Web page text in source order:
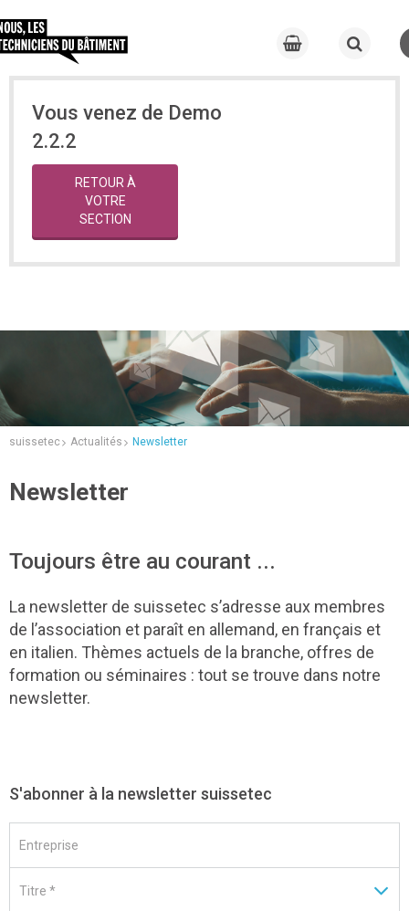
Vous venez de Demo
2.2.2
RETOUR À
VOTRE
SECTION
suissetec Actualités Newsletter
Newsletter
Toujours être au courant ...
La newsletter de suissetec s’adresse aux membres
de l’association et paraît en allemand, en français et
en italien. Thèmes actuels de la branche, offres de
formation ou séminaires : tout se trouve dans notre
newsletter.
S'abonner à la newsletter suissetec